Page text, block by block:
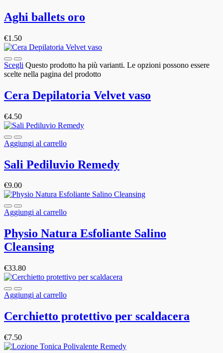
Aghi ballets oro
€1.50
Scegli Questo prodotto ha più varianti. Le opzioni possono essere
scelte nella pagina del prodotto
Cera Depilatoria Velvet vaso
€4.50
Aggiungi al carrello
Sali Pediluvio Remedy
€9.00
Aggiungi al carrello
Physio Natura Esfoliante Salino
Cleansing
€33.80
Aggiungi al carrello
Cerchietto protettivo per scaldacera
€7.50